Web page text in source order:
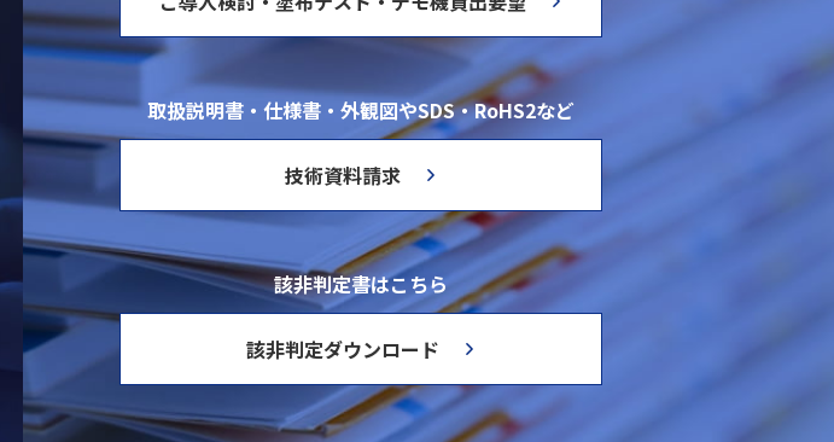
取扱説明書・仕様書・外観図やSDS・RoHS2など
技術資料請求
該非判定書はこちら
該非判定ダウンロード